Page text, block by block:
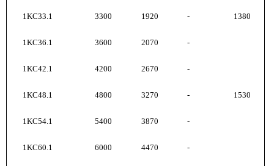
1KC33.1 3300 1920 - 1380
1KС36.1 3600 2070 -
1KС42.1 4200 2670 -
1KС48.1 4800 3270 - 1530
1KС54.1 5400 3870 -
1KС60.1 6000 4470 -